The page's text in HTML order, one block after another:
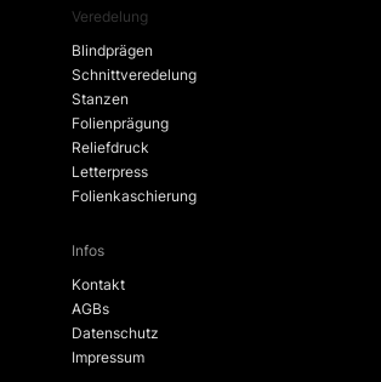
Veredelung
Blindprägen
Schnittveredelung
Stanzen
Folienprägung
Reliefdruck
Letterpress
Folienkaschierung
Infos
Kontakt
AGBs
Datenschutz
Impressum